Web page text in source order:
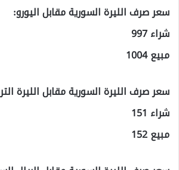
سعر صرف الليرة السورية مقابل اليورو:
شراء 997
مبيع 1004
سعر صرف الليرة السورية مقابل الليرة
شراء 151
مبيع 152